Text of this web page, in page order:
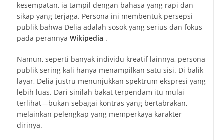
kesempatan, ia tampil dengan bahasa yang rapi dan
sikap yang terjaga. Persona ini membentuk persepsi
publik bahwa Delia adalah sosok yang serius dan fokus
pada perannya Wikipedia .
Namun, seperti banyak individu kreatif lainnya, persona
publik sering kali hanya menampilkan satu sisi. Di balik
layar, Delia justru menunjukkan spektrum ekspresi yang
lebih luas. Dari sinilah bakat terpendam itu mulai
terlihat—bukan sebagai kontras yang bertabrakan,
melainkan pelengkap yang memperkaya karakter
dirinya.